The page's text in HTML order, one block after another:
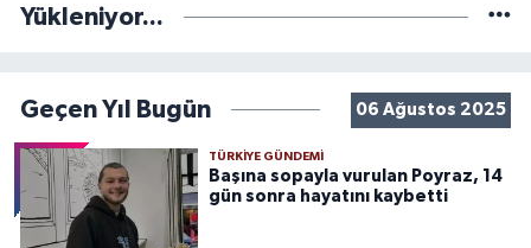
Yükleniyor...
Geçen Yıl Bugün 06 Ağustos 2025
TÜRKIYE GÜNDEMI
Başına sopayla vurulan Poyraz, 14
gün sonra hayatını kaybetti